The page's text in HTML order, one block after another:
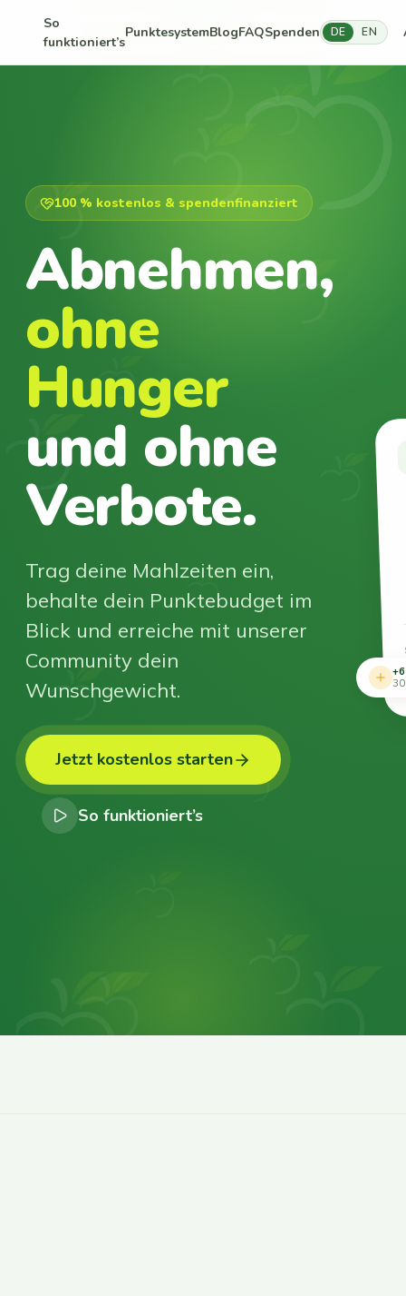
So
funktioniert’s
PunktesystemBlogFAQSpenden DE EN
100 % kostenlos & spendenfinanziert
Abnehmen,
ohne
Hunger
und ohne
Verbote.
Trag deine Mahlzeiten ein,
behalte dein Punktebudget im
Blick und erreiche mit unserer
Community dein
Wunschgewicht.
Jetzt kostenlos starten
So funktioniert’s